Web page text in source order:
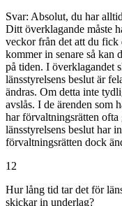
Svar: Absolut, du har
Ditt överklagande måste
veckor från det att du fick
kommer in senare så kan
på tiden. I överklagandet
länsstyrelsens beslut är
ändras. Om detta inte
avslås. I de ärenden som
har förvaltningsrätten ofta
länsstyrelsens beslut har
förvaltningsrätten dock
12
Hur lång tid tar det för
skickar in underlag?